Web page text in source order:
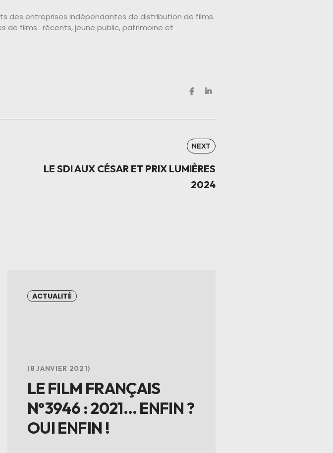
des entreprises indépendantes de distribution de films.
de films : récents, jeune public, patrimoine et
NEXT
LE SDI AUX CÉSAR ET PRIX LUMIÈRES
2024
ACTUALITÉ
8 JANVIER 2021
LE FILM FRANÇAIS
N°3946 : 2021… ENFIN ?
OUI ENFIN !